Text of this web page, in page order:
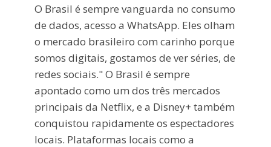
O Brasil é sempre vanguarda no consumo
de dados, acesso a WhatsApp. Eles olham
o mercado brasileiro com carinho porque
somos digitais, gostamos de ver séries, de
redes sociais." O Brasil é sempre
apontado como um dos três mercados
principais da Netflix, e a Disney+ também
conquistou rapidamente os espectadores
locais. Plataformas locais como a